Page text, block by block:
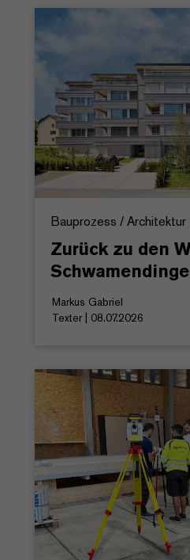
Bauprozess / Architektur
Zurück zu den
Markus Gabriel
Texter | 08.07.2026